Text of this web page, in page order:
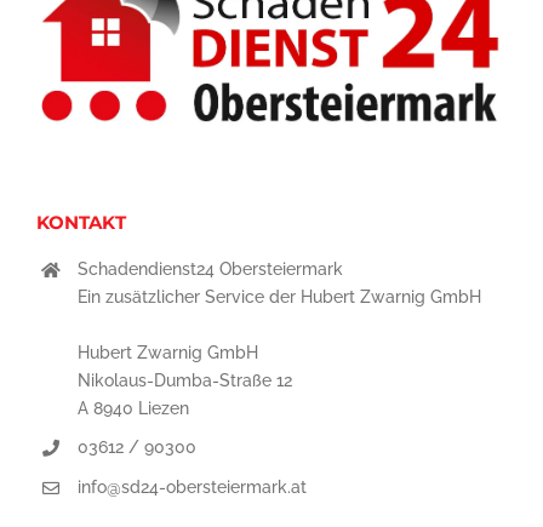
KONTAKT
Schadendienst24 Obersteiermark
Ein zusätzlicher Service der Hubert Zwarnig GmbH
Hubert Zwarnig GmbH
Nikolaus-Dumba-Straße 12
A 8940 Liezen
03612 / 90300
info@sd24-obersteiermark.at